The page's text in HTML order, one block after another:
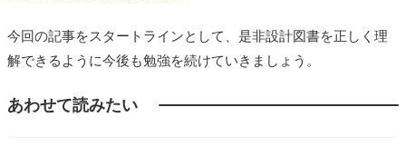
今回の記事をスタートラインとして、是非設計図書を正しく理
解できるように今後も勉強を続けていきましょう。
あわせて読みたい